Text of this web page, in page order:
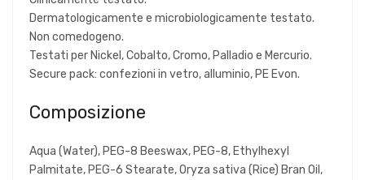
Dermatologicamente e microbiologicamente testato.
Non comedogeno.
Testati per Nickel, Cobalto, Cromo, Palladio e Mercurio.
Secure pack: confezioni in vetro, alluminio, PE Evon.
Composizione
Aqua (Water), PEG-8 Beeswax, PEG-8, Ethylhexyl
Palmitate, PEG-6 Stearate, Oryza sativa (Rice) Bran Oil,